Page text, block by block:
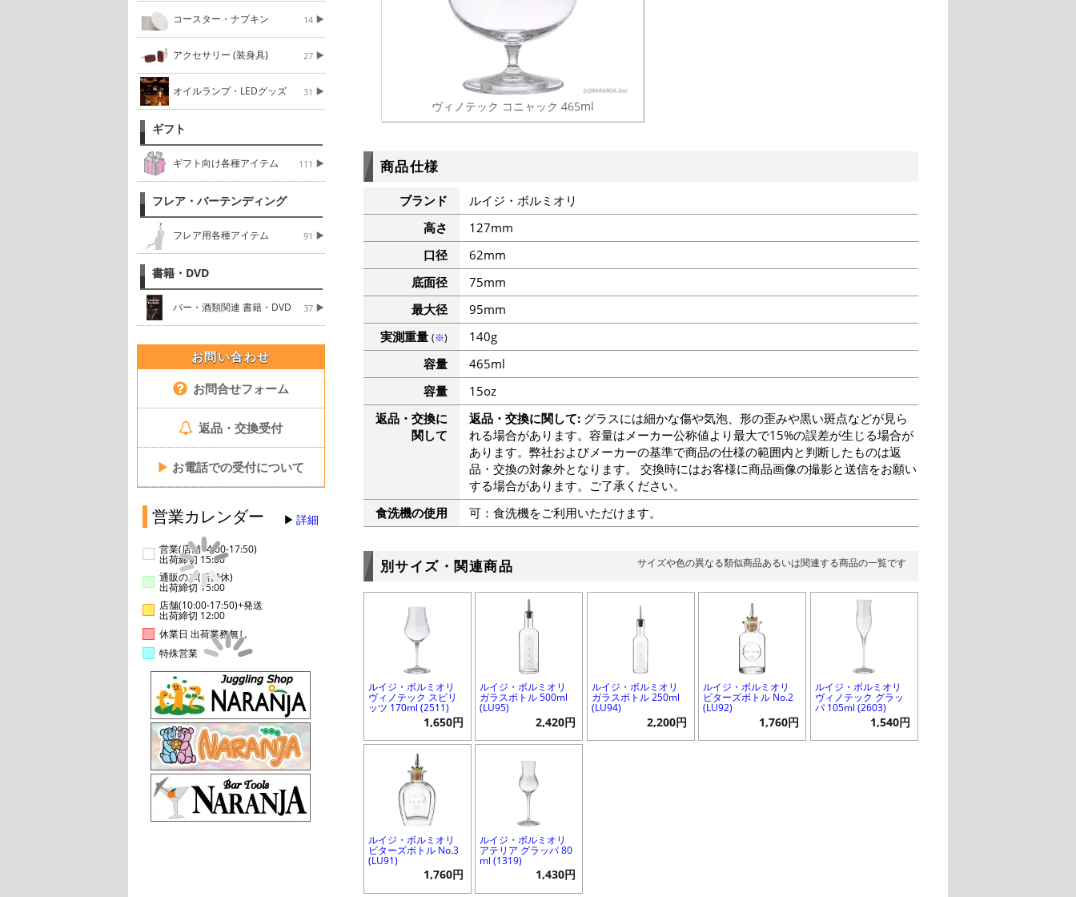
コースター・ナプキン 14
アクセサリー (装身具) 27
オイルランプ・LEDグッズ 31
ギフト
ギフト向け各種アイテム 111
フレア・バーテンディング
フレア用各種アイテム 91
書籍・DVD
バー・酒類関連 書籍・DVD 37
お問い合わせ
お問合せフォーム
返品・交換受付
▶ お電話での受付について
営業カレンダー 詳細
営業(店舗14:00-17:50)
出荷締切 15:00
通販のみ(店舗休)
出荷締切 15:00
店舗(10:00-17:50)+発送
出荷締切 12:00
休業日 出荷業務無し
特殊営業
ヴィノテック コニャック 465ml
商品仕様
ブランド
ルイジ・ボルミオリ
高さ
127mm
口径
62mm
底面径
75mm
最大径
95mm
実測重量 (※)
140g
容量
465ml
容量
15oz
返品・交換に
関して
返品・交換に関して:グラスには細かな傷や気泡、形の歪みや黒い斑点などが見ら
れる場合があります。容量はメーカー公称値より最大で15%の誤差が生じる場合が
あります。弊社およびメーカーの基準で商品の仕様の範囲内と判断したものは返
品・交換の対象外となります。 交換時にはお客様に商品画像の撮影と送信をお願い
する場合があります。ご了承ください。
食洗機の使用
可：食洗機をご利用いただけます。
別サイズ・関連商品 サイズや色の異なる類似商品あるいは関連する商品の一覧です
ルイジ・ボルミオリ
ヴィノテック スピリ
ッツ 170ml (2511)
1,650円
ルイジ・ボルミオリ
ガラスボトル 500ml
(LU95)
2,420円
ルイジ・ボルミオリ
ガラスボトル 250ml
(LU94)
2,200円
ルイジ・ボルミオリ
ビターズボトル No.2
(LU92)
1,760円
ルイジ・ボルミオリ
ヴィノテック グラッ
パ 105ml (2603)
1,540円
ルイジ・ボルミオリ
ビターズボトル No.3
(LU91)
1,760円
ルイジ・ボルミオリ
アテリア グラッパ 80
ml (1319)
1,430円